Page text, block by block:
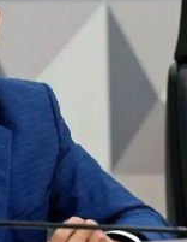
DAS PENAS STF
a
do 8